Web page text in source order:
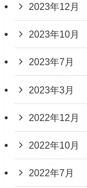
2023年12月
2023年10月
2023年7月
2023年3月
2022年12月
2022年10月
2022年7月